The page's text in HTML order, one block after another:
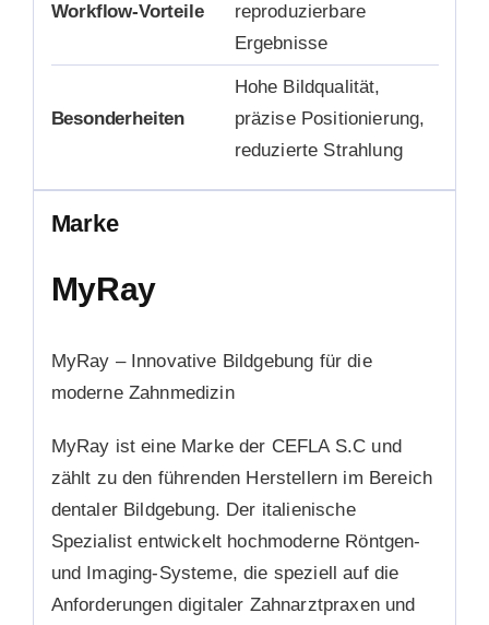
Workflow-Vorteile
reproduzierbare
Ergebnisse
Besonderheiten
Hohe Bildqualität,
präzise Positionierung,
reduzierte Strahlung
Marke
MyRay
MyRay – Innovative Bildgebung für die
moderne Zahnmedizin
MyRay ist eine Marke der CEFLA S.C und
zählt zu den führenden Herstellern im Bereich
dentaler Bildgebung. Der italienische
Spezialist entwickelt hochmoderne Röntgen-
und Imaging-Systeme, die speziell auf die
Anforderungen digitaler Zahnarztpraxen und